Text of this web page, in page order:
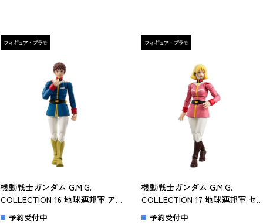
機動戦士ガンダム G.M.G.
COLLECTION 16 地球連邦軍 アム
ロ・レイ制服Ver.
予約受付中
機動戦士ガンダム G.M.G.
COLLECTION 17 地球連邦軍 セイ
ラ・マス制服Ver.
予約受付中